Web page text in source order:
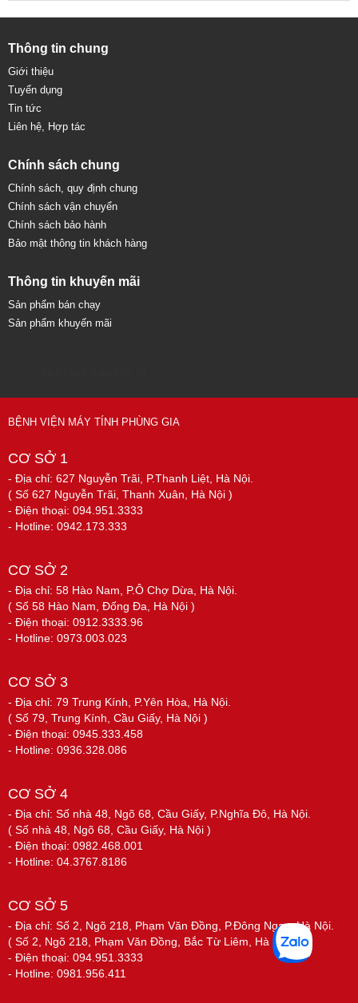
Thông tin chung
Giới thiệu
Tuyển dụng
Tin tức
Liên hệ, Hợp tác
Chính sách chung
Chính sách, quy định chung
Chính sách vận chuyển
Chính sách bảo hành
Bảo mật thông tin khách hàng
Thông tin khuyến mãi
Sản phẩm bán chạy
Sản phẩm khuyến mãi
BỆNH VIỆN MÁY TÍNH PHÙNG GIA
CƠ SỞ 1
- Địa chỉ: 627 Nguyễn Trãi, P.Thanh Liệt, Hà Nội.
( Số 627 Nguyễn Trãi, Thanh Xuân, Hà Nội )
- Điện thoại: 094.951.3333
- Hotline: 0942.173.333
CƠ SỞ 2
- Địa chỉ: 58 Hào Nam, P.Ô Chợ Dừa, Hà Nội.
( Số 58 Hào Nam, Đống Đa, Hà Nội )
- Điện thoại: 0912.3333.96
- Hotline: 0973.003.023
CƠ SỞ 3
- Địa chỉ: 79 Trung Kính, P.Yên Hòa, Hà Nội.
( Số 79, Trung Kính, Cầu Giấy, Hà Nội )
- Điện thoại: 0945.333.458
- Hotline: 0936.328.086
CƠ SỞ 4
- Địa chỉ: Số nhà 48, Ngõ 68, Cầu Giấy, P.Nghĩa Đô, Hà Nội.
( Số nhà 48, Ngõ 68, Cầu Giấy, Hà Nội )
- Điện thoại: 0982.468.001
- Hotline: 04.3767.8186
CƠ SỞ 5
- Địa chỉ: Số 2, Ngõ 218, Phạm Văn Đồng, P.Đông Ngạc, Hà Nội.
( Số 2, Ngõ 218, Phạm Văn Đồng, Bắc Từ Liêm, Hà Nội )
- Điện thoại: 094.951.3333
- Hotline: 0981.956.411